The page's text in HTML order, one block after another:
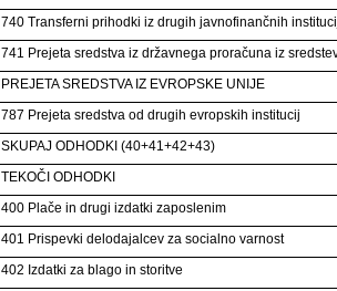
740 Transferni prihodki iz drugih javnofinančnih
741 Prejeta sredstva iz državnega proračuna iz
PREJETA SREDSTVA IZ EVROPSKE UNIJE
787 Prejeta sredstva od drugih evropskih institucij
SKUPAJ ODHODKI (40+41+42+43)
TEKOČI ODHODKI
400 Plače in drugi izdatki zaposlenim
401 Prispevki delodajalcev za socialno varnost
402 Izdatki za blago in storitve